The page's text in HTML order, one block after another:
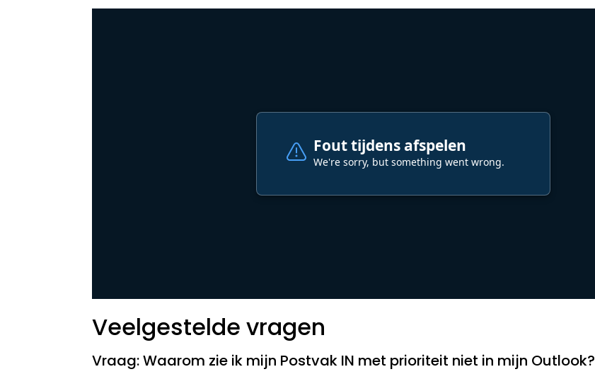
Veelgestelde vragen
Vraag: Waarom zie ik mijn Postvak IN met prioriteit niet in mijn Outlook?